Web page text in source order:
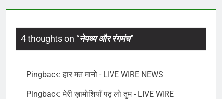
4 thoughts on “नेपथ्य और रंगमंच”
Pingback:हार मत मानो - LIVE WIRE NEWS
Pingback:मेरी ख़ामोशियाँ पढ़ लो तुम - LIVE WIRE